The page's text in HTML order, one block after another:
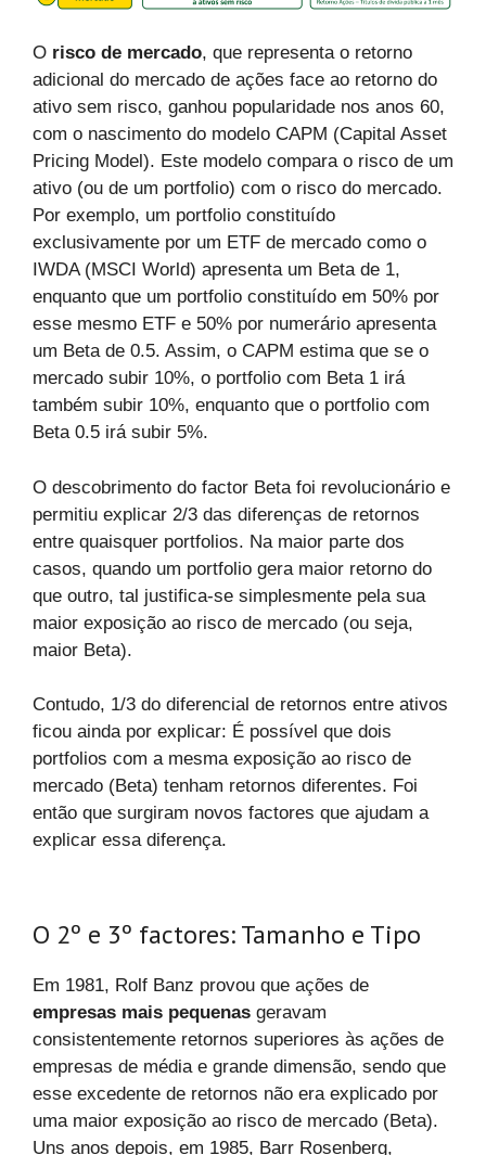
O risco de mercado, que representa o retorno
adicional do mercado de ações face ao retorno do
ativo sem risco, ganhou popularidade nos anos 60,
com o nascimento do modelo CAPM (Capital Asset
Pricing Model). Este modelo compara o risco de um
ativo (ou de um portfolio) com o risco do mercado.
Por exemplo, um portfolio constituído
exclusivamente por um ETF de mercado como o
IWDA (MSCI World) apresenta um Beta de 1,
enquanto que um portfolio constituído em 50% por
esse mesmo ETF e 50% por numerário apresenta
um Beta de 0.5. Assim, o CAPM estima que se o
mercado subir 10%, o portfolio com Beta 1 irá
também subir 10%, enquanto que o portfolio com
Beta 0.5 irá subir 5%.
O descobrimento do factor Beta foi revolucionário e
permitiu explicar 2/3 das diferenças de retornos
entre quaisquer portfolios. Na maior parte dos
casos, quando um portfolio gera maior retorno do
que outro, tal justifica-se simplesmente pela sua
maior exposição ao risco de mercado (ou seja,
maior Beta).
Contudo, 1/3 do diferencial de retornos entre ativos
ficou ainda por explicar: É possível que dois
portfolios com a mesma exposição ao risco de
mercado (Beta) tenham retornos diferentes. Foi
então que surgiram novos factores que ajudam a
explicar essa diferença.
O 2º e 3º factores: Tamanho e Tipo
Em 1981, Rolf Banz provou que ações de
empresas mais pequenas geravam
consistentemente retornos superiores às ações de
empresas de média e grande dimensão, sendo que
esse excedente de retornos não era explicado por
uma maior exposição ao risco de mercado (Beta).
Uns anos depois, em 1985, Barr Rosenberg,